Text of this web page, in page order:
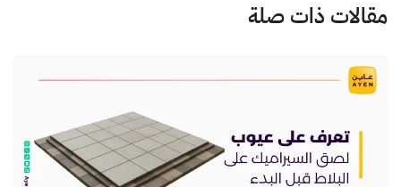
مقالات ذات صلة